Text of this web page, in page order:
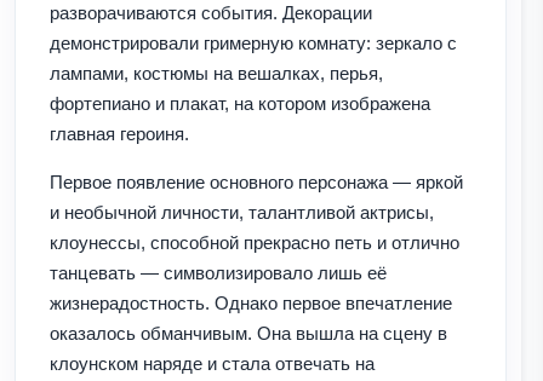
разворачиваются события. Декорации
демонстрировали гримерную комнату: зеркало с
лампами, костюмы на вешалках, перья,
фортепиано и плакат, на котором изображена
главная героиня.
Первое появление основного персонажа — яркой
и необычной личности, талантливой актрисы,
клоунессы, способной прекрасно петь и отлично
танцевать — символизировало лишь её
жизнерадостность. Однако первое впечатление
оказалось обманчивым. Она вышла на сцену в
клоунском наряде и стала отвечать на